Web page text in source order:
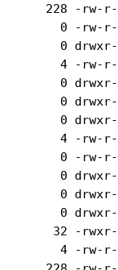
228 -rw-
0 -rw-
0
4 -rw-
0
0
0
4 -rw-
0 -rw-
0
0
0
32 -
4 -rw-